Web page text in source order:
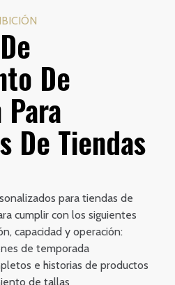
De
De Tiendas
para tiendas de
cumplir con los siguientes
capacidad y operación:
de temporada
e historias de productos
de tallas